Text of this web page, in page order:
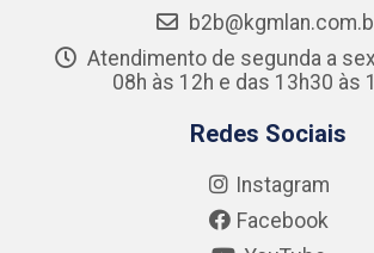
Atendimento de segunda a
08h às 12h e das 13h30 às
Redes Sociais
Instagram
Facebook